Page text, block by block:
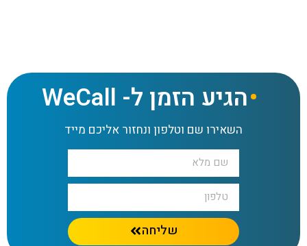
הגיע הזמן ל- WeCall
השאירו שם וטלפון ונחזור אליכם מייד
שליחה